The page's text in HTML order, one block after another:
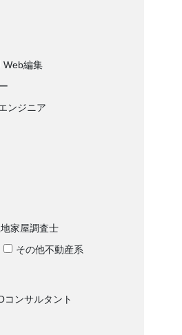
Web編集
ンジニア
家屋調査士
その他不動産系
コンサルタント